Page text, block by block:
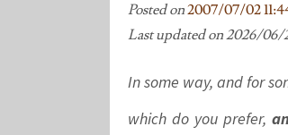
Posted on2007/07/02
Last updated on2026/06/
In some way, and for
which do you prefer,